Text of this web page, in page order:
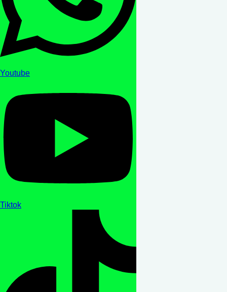
Youtube
Tiktok